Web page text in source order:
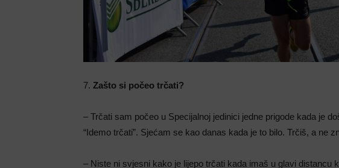
7. Zašto si počeo trčati?
– Trčati sam počeo u Specijalnoj jedinici jedne prigode kada je
“Idemo trčati”. Sjećam se kao danas kada je to bilo. Trčiš, a ne
– Niste ni svjesni kako je lijepo trčati kada imaš u glavi distancu